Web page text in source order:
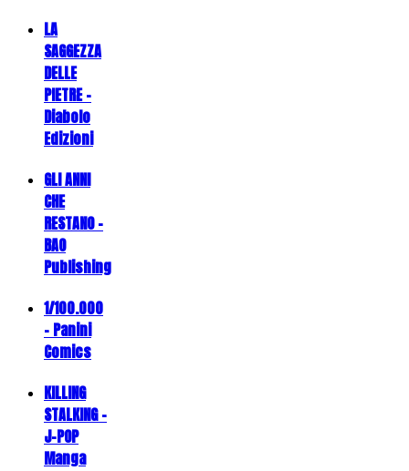
LA
SAGGEZZA
DELLE
PIETRE -
Diabolo
Edizioni
GLI ANNI
CHE
RESTANO -
BAO
Publishing
1/100.000
- Panini
Comics
KILLING
STALKING -
J-POP
Manga